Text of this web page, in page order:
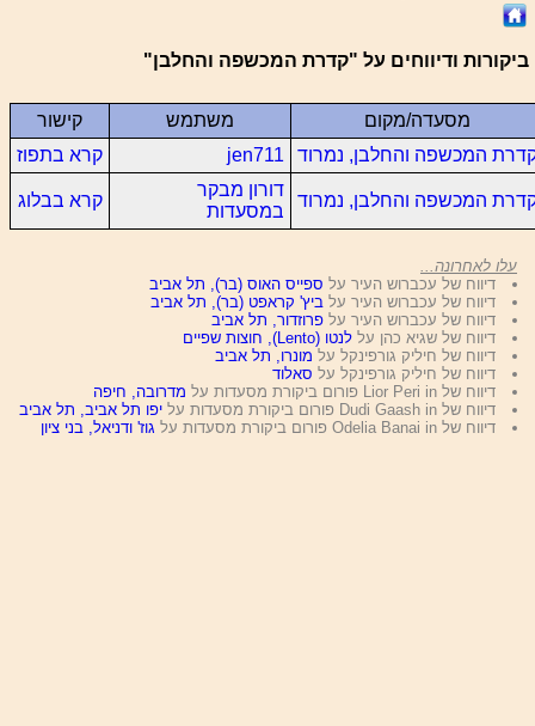
ביקורות ודיווחים על "קדרת המכשפה והחלבן"
מסעדה/מקום משתמש
קישור
המכשפה והחלבן, נמרוד
jen711 קרא בתפוז
המכשפה והחלבן, נמרוד
דורון מבקר
במסעדות
קרא בבלוג
עלו לאחרונה...
דיווח של עכברוש העיר על ספייס האוס (בר), תל אביב
דיווח של עכברוש העיר על ביץ' קראפט (בר), תל אביב
דיווח של עכברוש העיר עלפרוזדור, תל אביב
דיווח של שגיא כהן עללנטו (Lento), חוצות שפיים
דיווח של חיליק גורפינקל על מונרו, תל אביב
דיווח של חיליק גורפינקל על סאלוד
דיווח של Lior Peri in פורום ביקורת מסעדות על
מדרובה, חיפה
דיווח של Dudi Gaash in פורום ביקורת מסעדות על
יפו תל אביב, תל אביב
דיווח של Odelia Banai in פורום ביקורת מסעדות על
גוז' ודניאל, בני ציון